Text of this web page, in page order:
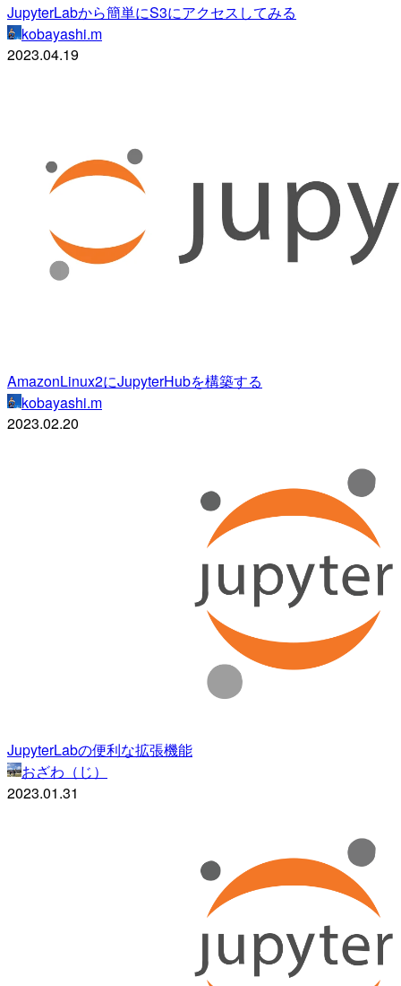
JupyterLabから簡単にS3にアクセスしてみる
kobayashi.m
2023.04.19
AmazonLinux2にJupyterHubを構築する
kobayashi.m
2023.02.20
JupyterLabの便利な拡張機能
おざわ（じ）
2023.01.31